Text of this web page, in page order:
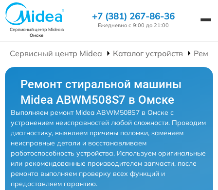
Сервисный центр Mideaв
Омске
+7 (381) 267-86-36
Ежедневно с 9:00 до 21:00
Сервисный центр Midea Каталог устройств
Ремонт стиральной машины
Midea ABWM508S7 в Омске
Выполняем ремонт Midea ABWM508S7 в Омске с
устранением неисправностей любой сложности. Проводим
диагностику, выявляем причины поломки, заменяем
неисправные детали и восстанавливаем
работоспособность устройства. Используем оригинальные
или рекомендованные производителем запчасти, после
ремонта выполняем проверку всех функций и
предоставляем гарантию.